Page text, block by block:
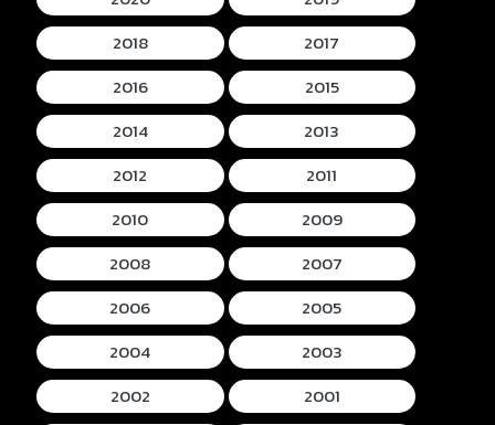
2018
2017
2016
2015
2014
2013
2012
2011
2010
2009
2008
2007
2006
2005
2004
2003
2002
2001